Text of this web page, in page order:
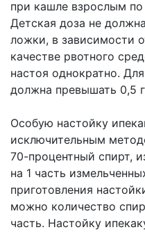
при кашле взрослым
Детская доза не
ложки, в зависимости
качестве рвотного
настоя однократно.
должна превышать 0,5
Особую настойку
исключительным
70-процентный спирт,
на 1 часть
приготовления
можно количество
часть. Настойку